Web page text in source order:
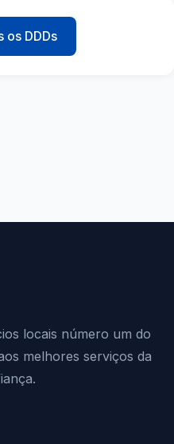
os DDDs
locais número um do
melhores serviços da